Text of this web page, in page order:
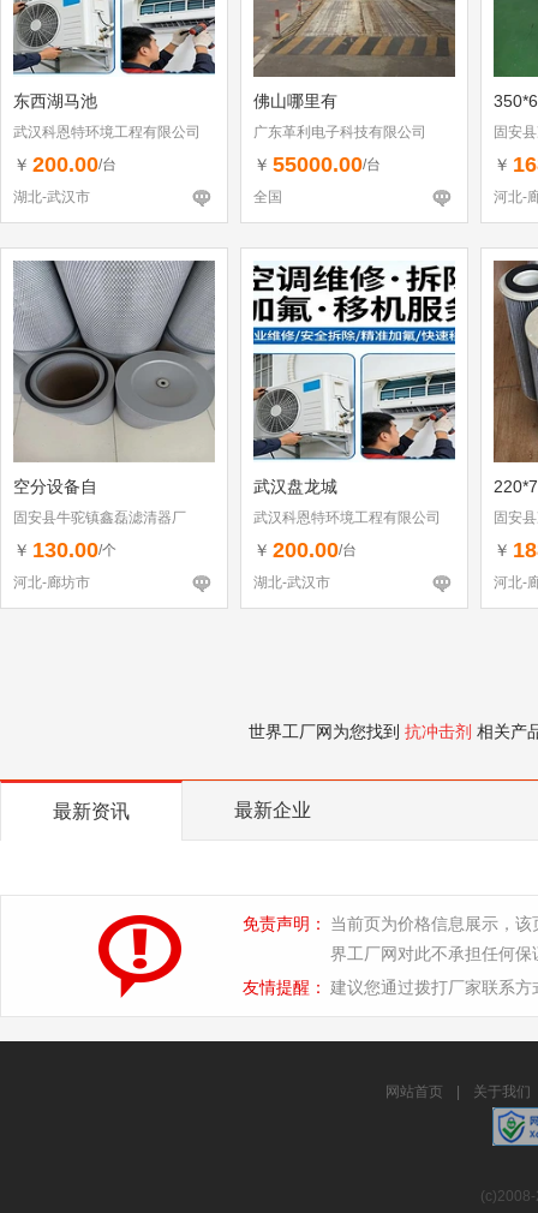
东西湖马池
武汉科恩特环境工程有限公司
￥ 200.00/台
湖北-武汉市
佛山哪里有
广东革利电子科技有限公司
￥ 55000.00/台
全国
固安
￥
河北-
空分设备自
固安县牛驼镇鑫磊滤清器厂
￥ 130.00/个
河北-廊坊市
武汉盘龙城
武汉科恩特环境工程有限公司
￥ 200.00/台
湖北-武汉市
固安
￥
河北-
世界工厂网为您找到 抗冲击剂 相关产
最新资讯 最新企业
免责声明：
当前页为价格信息展示，
界工厂网对此不承担任何保
友情提醒： 建议您通过拨打厂家联系
网站首页 关于我们